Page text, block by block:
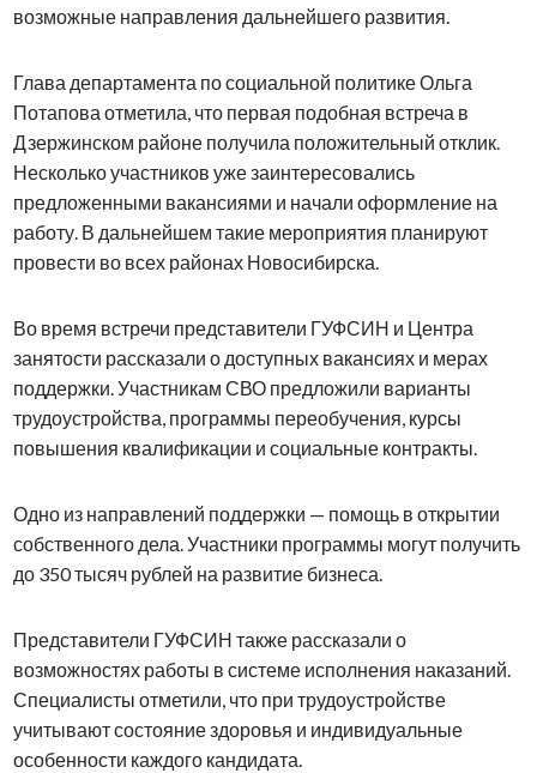
возможные направления дальнейшего развития.
Глава департамента по социальной политике Ольга
Потапова отметила, что первая подобная встреча в
Дзержинском районе получила положительный отклик.
Несколько участников уже заинтересовались
предложенными вакансиями и начали оформление на
работу. В дальнейшем такие мероприятия планируют
провести во всех районах Новосибирска.
Во время встречи представители ГУФСИН и Центра
занятости рассказали о доступных вакансиях и мерах
поддержки. Участникам СВО предложили варианты
трудоустройства, программы переобучения, курсы
повышения квалификации и социальные контракты.
Одно из направлений поддержки — помощь в открытии
собственного дела. Участники программы могут получить
до 350 тысяч рублей на развитие бизнеса.
Представители ГУФСИН также рассказали о
возможностях работы в системе исполнения наказаний.
Специалисты отметили, что при трудоустройстве
учитывают состояние здоровья и индивидуальные
особенности каждого кандидата.